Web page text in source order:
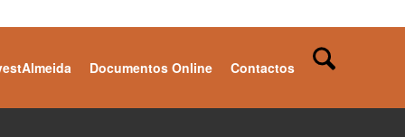
Documentos Online Contactos